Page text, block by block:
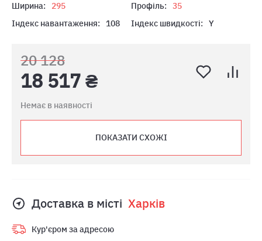
Ширина:
295 Профіль:
35
Індекс навантаження:
108 Індекс швидкості: Y
20 128
18 517 ₴
Немає в наявності
ПОКАЗАТИ СХОЖІ
Доставка в місті Харкiв
Кур'єром за адресою